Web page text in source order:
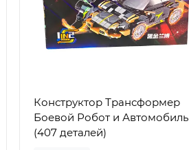
Конструктор Трансформер
Боевой Робот и Автомобиль
(407 деталей)